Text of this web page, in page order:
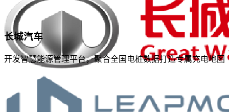
长城汽车
开发智慧能源管理平台，聚合全国电桩数据打造专属充电地图